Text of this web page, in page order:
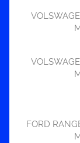
FORD